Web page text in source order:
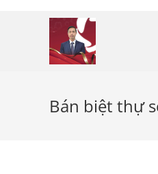
Bán biệt thự